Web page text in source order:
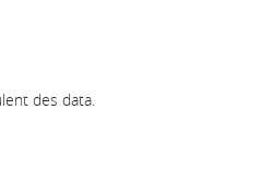
des data.